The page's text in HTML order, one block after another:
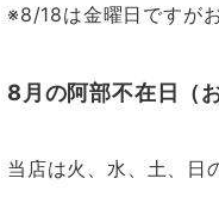
※8/18は金曜日ですが
8月の阿部不在日（
当店は火、水、土、日